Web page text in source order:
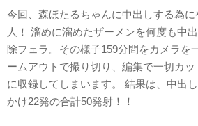
今回、森ほたるちゃんに中出しする為
人！ 溜めに溜めたザーメンを何度も中
除フェラ。その様子159分間をカメラを
ームアウトで撮り切り、編集で一切カ
に収録してしまいます。 結果は、中出
かけ22発の合計50発射！！